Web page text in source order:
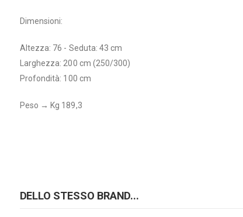
Dimensioni:
Altezza: 76 - Seduta: 43 cm
Larghezza: 200 cm (250/300)
Profondità: 100 cm
Peso → Kg 189,3
DELLO STESSO BRAND...